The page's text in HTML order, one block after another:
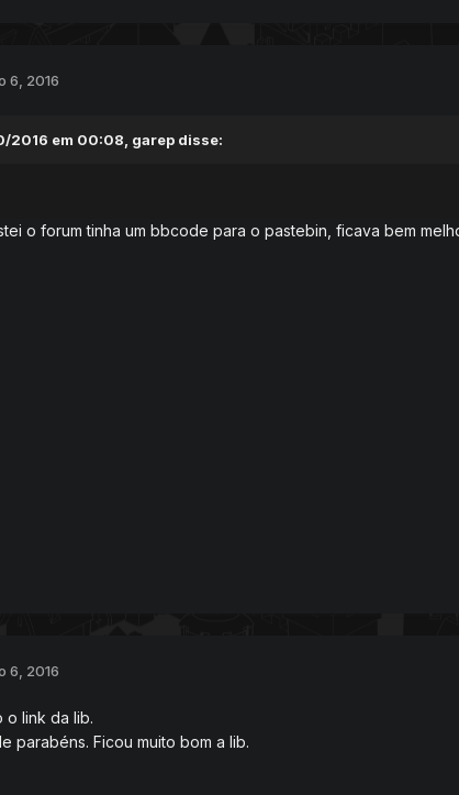
6, 2016
2016 em 00:08, garep disse:
o forum tinha um bbcode para o pastebin, ficava bem
6, 2016
o link da lib.
parabéns. Ficou muito bom a lib.